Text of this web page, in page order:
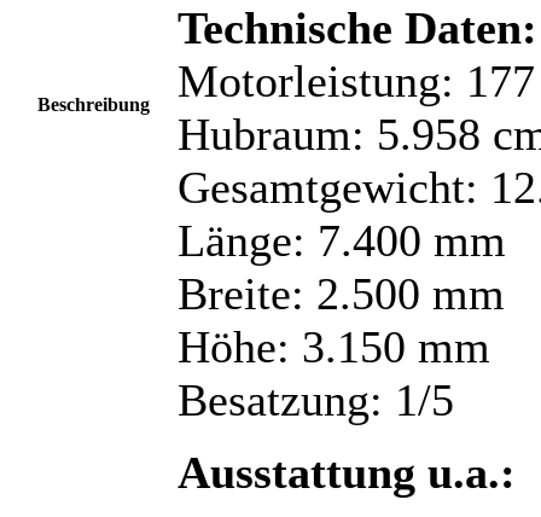
Beschreibung
Technische Daten:
Motorleistung:
Hubraum: 5.958
Gesamtgewicht:
Länge: 7.400 mm
Breite: 2.500 mm
Höhe: 3.150 mm
Besatzung: 1/5
Ausstattung u.a.: